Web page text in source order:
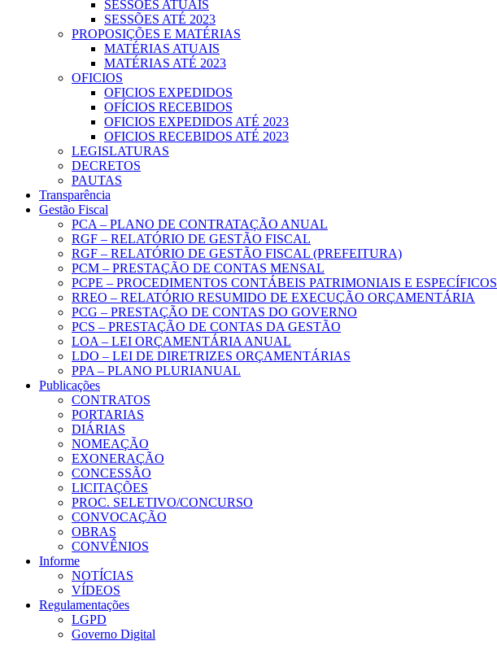
SESSÕES ATUAIS
SESSÕES ATÉ 2023
PROPOSIÇÕES E MATÉRIAS
MATÉRIAS ATUAIS
MATÉRIAS ATÉ 2023
OFICIOS
OFICIOS EXPEDIDOS
OFÍCIOS RECEBIDOS
OFICIOS EXPEDIDOS ATÉ 2023
OFICIOS RECEBIDOS ATÉ 2023
LEGISLATURAS
DECRETOS
PAUTAS
Transparência
Gestão Fiscal
PCA – PLANO DE CONTRATAÇÃO ANUAL
RGF – RELATÓRIO DE GESTÃO FISCAL
RGF – RELATÓRIO DE GESTÃO FISCAL (PREFEITURA)
PCM – PRESTAÇÃO DE CONTAS MENSAL
PCPE – PROCEDIMENTOS CONTÁBEIS PATRIMONIAIS E ESPECÍFICOS
RREO – RELATÓRIO RESUMIDO DE EXECUÇÃO ORÇAMENTÁRIA
PCG – PRESTAÇÃO DE CONTAS DO GOVERNO
PCS – PRESTAÇÃO DE CONTAS DA GESTÃO
LOA – LEI ORÇAMENTÁRIA ANUAL
LDO – LEI DE DIRETRIZES ORÇAMENTÁRIAS
PPA – PLANO PLURIANUAL
Publicações
CONTRATOS
PORTARIAS
DIÁRIAS
NOMEAÇÃO
EXONERAÇÃO
CONCESSÃO
LICITAÇÕES
PROC. SELETIVO/CONCURSO
CONVOCAÇÃO
OBRAS
CONVÊNIOS
Informe
NOTÍCIAS
VÍDEOS
Regulamentações
LGPD
Governo Digital